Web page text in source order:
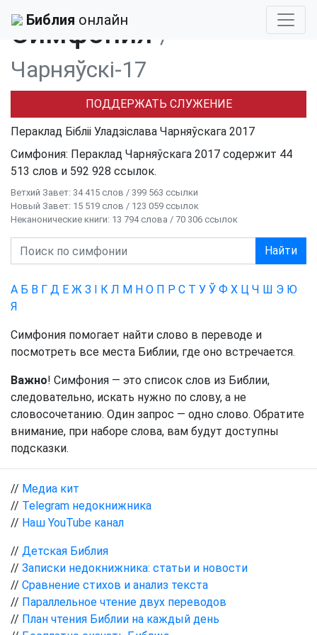
Библия онлайн
Симфония /
Чарняўскі-17
ПОДДЕРЖАТЬ СЛУЖЕНИЕ
Пераклад Бібліі Уладзіслава Чарняўскага 2017
Симфония: Пераклад Чарняўскага 2017 содержит 44
513 слов и 592 928 ссылок.
Ветхий Завет: 34 415 слов / 399 563 ссылки
Новый Завет: 15 519 слов / 123 059 ссылок
Неканонические книги: 13 794 слова / 70 306 ссылок
Найти
А Б В Г Д Е Ж З І К Л М Н О П Р С Т У Ў Ф Х Ц Ч Ш Э Ю
Я
Симфония помогает найти слово в переводе и
посмотреть все места Библии, где оно встречается.
Важно! Симфония — это список слов из Библии,
следовательно, искать нужно по слову, а не
словосочетанию. Один запрос — одно слово. Обратите
внимание, при наборе слова, вам будут доступны
подсказки.
// Медиа кит
// Telegram недокнижника
// Наш YouTube канал
// Детская Библия
// Записки недокнижника: статьи и новости
// Сравнение стихов и анализ текста
// Параллельное чтение двух переводов
// План чтения Библии на каждый день